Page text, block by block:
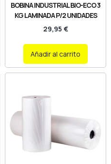
BOBINA INDUSTRIAL BIO-ECO 3
KG LAMINADA P/2 UNIDADES
29,95 €
Añadir al carrito